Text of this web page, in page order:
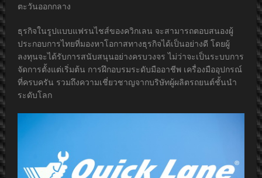
ตะวันออกกลาง
ธุรกิจในรูปแบบแฟรนไชส์ของควิกเลน จะสามารถตอบสนองผู้
ประกอบการไทยที่มองหาโอกาสทางธุรกิจได้เป็นอย่างดี โดยผู้
ลงทุนจะได้รับการสนับสนุนอย่างครบวงจร ไม่ว่าจะเป็นระบบการ
จัดการตั้งแต่เริ่มต้น การฝึกอบรมระดับมืออาชีพ เครื่องมืออุปกรณ์
ที่ครบครัน รวมถึงความเชี่ยวชาญจากบริษัทผู้ผลิตรถยนต์ชั้นนำ
ระดับโลก